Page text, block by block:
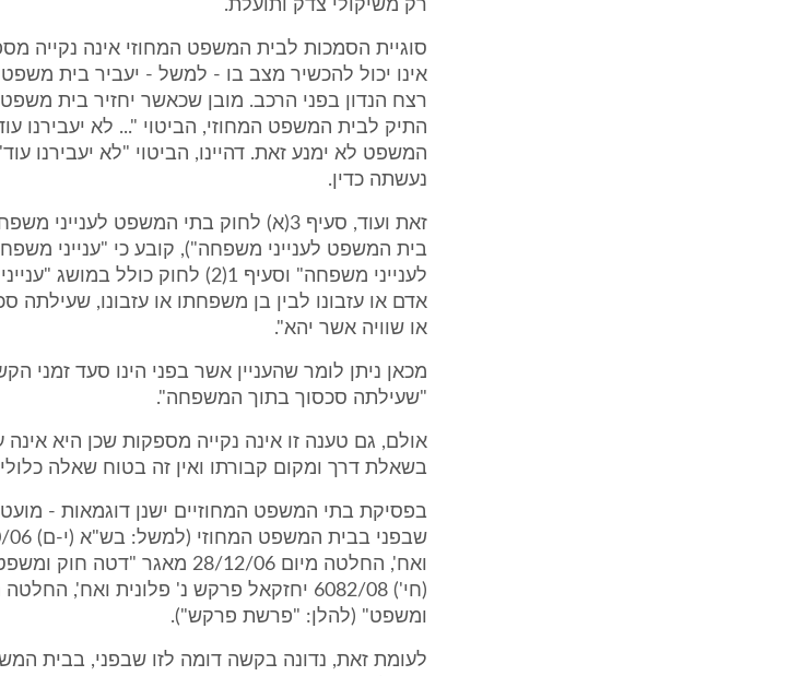
רק משיקולי צדק ותועלת.
אינו יכול להכשיר מצב בו - למשל - יעביר בית
רצח הנדון בפני הרכב. מובן שכאשר יחזיר בית
המשפט לא ימנע זאת. דהיינו, הביטוי "לא יעבירנו
נעשתה כדין.
בית המשפט לענייני משפחה"), קובע כי "ענייני
לענייני משפחה" וסעיף 1(2) לחוק
אדם או עזבונו לבין בן משפחתו או עזבונו,
או שוויה אשר יהא".
מכאן ניתן לומר שהעניין אשר בפני הינו סעד זמני
"שעילתה סכסוך בתוך המשפחה".
אולם, גם טענה זו אינה נקייה מספקות שכן היא
בשאלת דרך ומקום קבורתו ואין זה בטוח שאלה
בפסיקת בתי המשפט המחוזיים ישנן דוגמאות -
ואח', החלטה מיום 28/12/06
ומשפט" (להלן: "פרשת פרקש").
לעומת זאת, נדונה בקשה דומה לזו שבפני, בבית